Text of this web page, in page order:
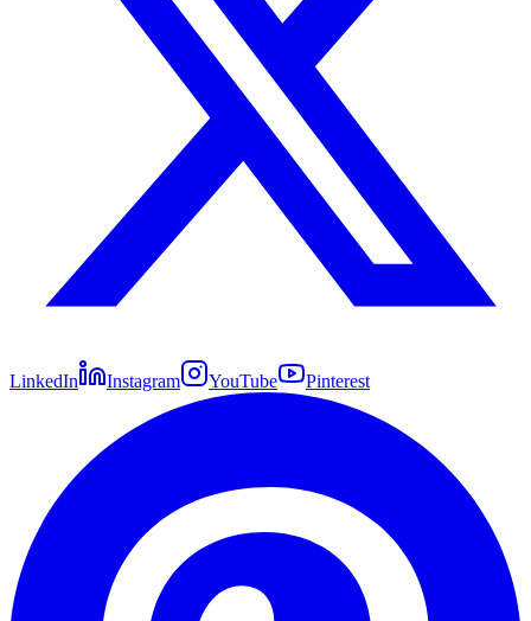
LinkedIn Instagram YouTube Pinterest